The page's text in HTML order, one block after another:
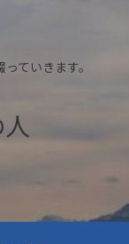
ていきます。